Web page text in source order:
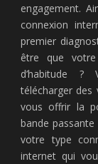
engagement.
connexion
premier
être que
d’habitude ?
télécharger
vous offrir la
bande
votre type
internet qui